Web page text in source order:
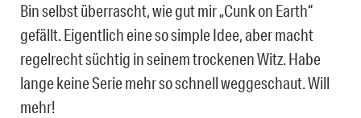
Bin selbst überrascht, wie gut mir „Cunk on Earth“
gefällt. Eigentlich eine so simple Idee, aber macht
regelrecht süchtig in seinem trockenen Witz. Habe
lange keine Serie mehr so schnell weggeschaut. Will
mehr!